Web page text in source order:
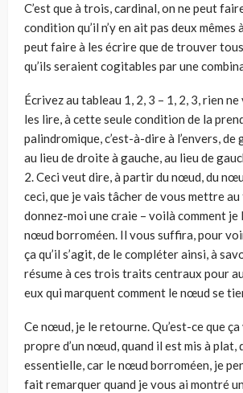
C’est que à trois, cardinal, on ne peut
condition qu’il n’y en ait pas deux mêmes
peut faire à les écrire que de trouver
qu’ils seraient cogitables par une
Écrivez au tableau 1, 2, 3 – 1, 2, 3, rien
les lire, à cette seule condition de la
palindromique, c’est-à­-dire à l’envers, de
au lieu de droite à gauche, au lieu de
2. Ceci veut dire, à partir du nœud, du
ceci, que je vais tâcher de vous mettre au
donnez-moi une craie – voilà comment je
nœud borroméen. Il vous suffira, pour
ça qu’il s’agit, de le compléter ainsi, à
résume à ces trois traits centraux pour
eux qui marquent comment le nœud se
Ce nœud, je le retourne. Qu’est-ce que
propre d’un nœud, quand il est mis à plat,
essentielle, car le nœud borro­méen, je
fait remarquer quand je vous ai montré